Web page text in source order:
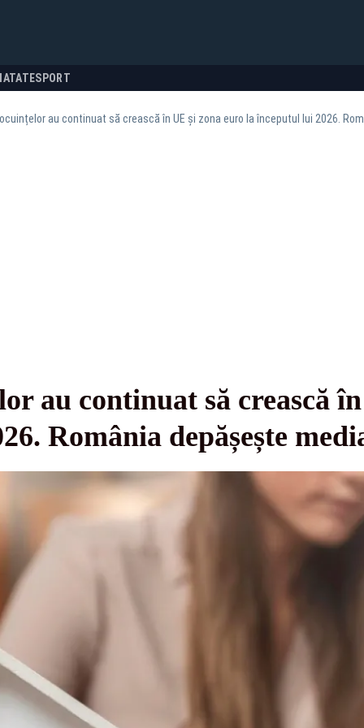
SPORT
au continuat să crească în UE și zona euro la începutul lui 2026.
au continuat să crească
România depășește